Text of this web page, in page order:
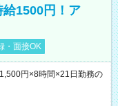
給1500円！ア
・面接OK
円×8時間×21日勤務の